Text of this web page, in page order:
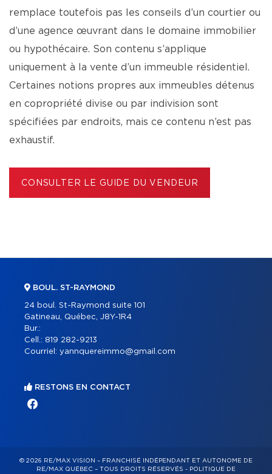
remplace toutefois pas les conseils d’un courtier ou
d’une agence œuvrant dans le domaine immobilier
ou hypothécaire. Son contenu s’applique
uniquement à la vente d’un immeuble résidentiel.
Certaines notions propres aux immeubles détenus
en copropriété divise ou par indivision sont
spécifiées par endroits, mais ce contenu n’est pas
exhaustif.
CONSULTER LE GUIDE DU VENDEUR
BOUL. ST-RAYMOND
24 boul. St-Raymond suite 101
Gatineau, Québec, J8Y-1R4
Bur.:
Cell.: 819 282-9213
Courriel: yannquereimmo@gmail.com
RESTONS EN CONTACT
© 2026 RE/MAX VISION – FRANCHISÉ INDÉPENDANT ET AUTONOME DE
RE/MAX QUÉBEC – TOUS DROITS RÉSERVÉS - POLITIQUE DE